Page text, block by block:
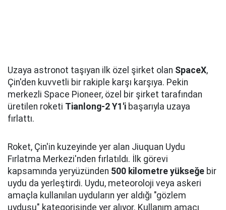
Uzaya astronot taşıyan ilk özel şirket olan SpaceX,
Çin'den kuvvetli bir rakiple karşı karşıya. Pekin
merkezli Space Pioneer, özel bir şirket tarafından
üretilen roketi Tianlong-2 Y1'i başarıyla uzaya
fırlattı.
Roket, Çin'in kuzeyinde yer alan Jiuquan Uydu
Fırlatma Merkezi'nden fırlatıldı. İlk görevi
kapsamında yeryüzünden 500 kilometre yükseğe bir
uydu da yerleştirdi. Uydu, meteoroloji veya askeri
amaçla kullanılan uyduların yer aldığı "gözlem
uydusu" kategorisinde yer alıyor. Kullanım amacı